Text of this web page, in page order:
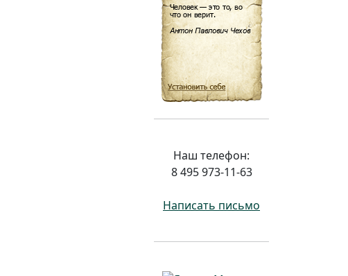
Наш телефон:
8 495 973-11-63
Написать письмо